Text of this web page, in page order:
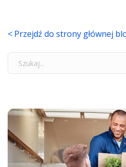
< Przejdź do strony głównej